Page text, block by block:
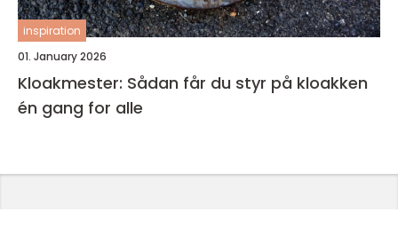
inspiration
01. January 2026
Kloakmester: Sådan får du styr på kloakken
én gang for alle